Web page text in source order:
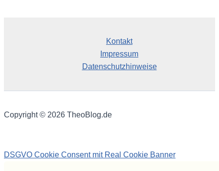
Kontakt
Impressum
Datenschutzhinweise
Copyright © 2026 TheoBlog.de
DSGVO Cookie Consent mit Real Cookie Banner